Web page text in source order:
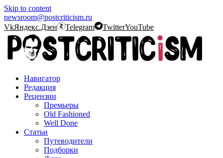
Skip to content
newsroom@postcriticism.ru
VkЯндекс.Дзен Telegram TwitterYouTube
Навигатор
Редакция
Рецензии
Премьеры
Old Fashioned
Well Done
Статьи
Путеводители
Подборки